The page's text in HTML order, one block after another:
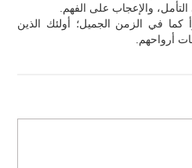
والإعجاب على الفهم.
في الزمن الجميل؛ أولئك الذين
أرواحهم.